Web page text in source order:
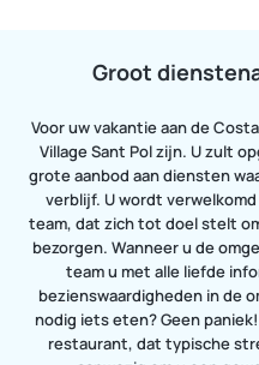
Groot
Voor uw vakantie aan de
Village Sant Pol zijn. U zult
grote aanbod aan diensten
verblijf. U wordt
team, dat zich tot doel stelt
bezorgen. Wanneer u de
team u met alle liefde
bezienswaardigheden in de
nodig iets eten? Geen
restaurant, dat typische